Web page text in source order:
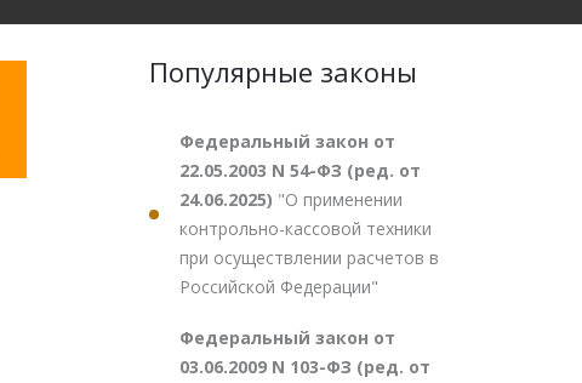
Популярные законы
Федеральный закон от
22.05.2003 N 54-ФЗ (ред. от
24.06.2025) "О применении
контрольно-кассовой техники
при осуществлении расчетов в
Российской Федерации"
Федеральный закон от
03.06.2009 N 103-ФЗ (ред. от